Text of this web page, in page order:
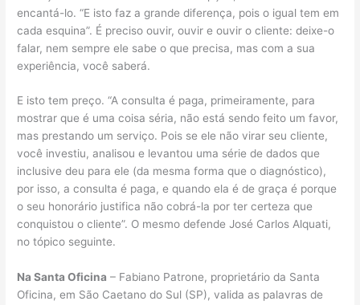
encantá-lo. “E isto faz a grande diferença, pois o igual tem em
cada esquina”. É preciso ouvir, ouvir e ouvir o cliente: deixe-o
falar, nem sempre ele sabe o que precisa, mas com a sua
experiência, você saberá.
E isto tem preço. “A consulta é paga, primeiramente, para
mostrar que é uma coisa séria, não está sendo feito um favor,
mas prestando um serviço. Pois se ele não virar seu cliente,
você investiu, analisou e levantou uma série de dados que
inclusive deu para ele (da mesma forma que o diagnóstico),
por isso, a consulta é paga, e quando ela é de graça é porque
o seu honorário justifica não cobrá-la por ter certeza que
conquistou o cliente”. O mesmo defende José Carlos Alquati,
no tópico seguinte.
Na Santa Oficina – Fabiano Patrone, proprietário da Santa
Oficina, em São Caetano do Sul (SP), valida as palavras de